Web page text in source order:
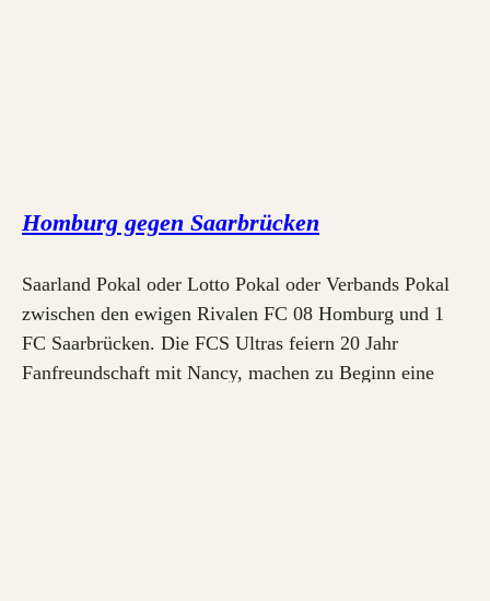
Homburg gegen Saarbrücken
Saarland Pokal oder Lotto Pokal oder Verbands Pokal
zwischen den ewigen Rivalen FC 08 Homburg und 1
FC Saarbrücken. Die FCS Ultras feiern 20 Jahr
Fanfreundschaft mit Nancy, machen zu Beginn eine